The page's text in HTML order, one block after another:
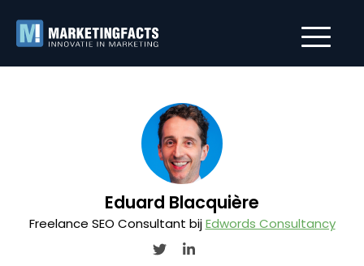
Eduard Blacquière
Freelance SEO Consultant bijEdwords Consultancy